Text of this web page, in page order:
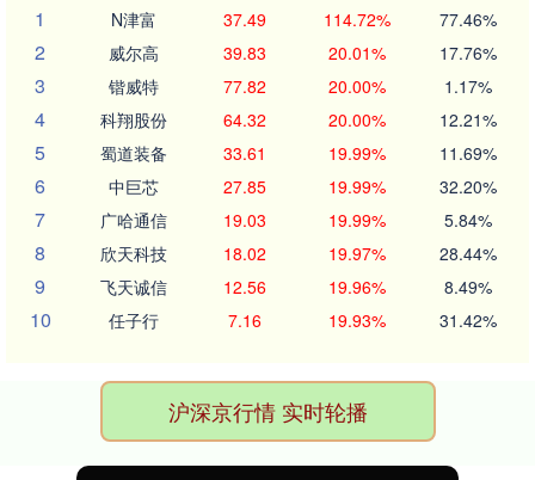
1
N津富 37.49 114.72% 77.46%
2 威尔高 39.83 20.01% 17.76%
3 锴威特 77.82 20.00% 1.17%
4 科翔股份 64.32 20.00% 12.21%
5 蜀道装备 33.61 19.99% 11.69%
6 中巨芯 27.85 19.99% 32.20%
7 广哈通信 19.03 19.99% 5.84%
8 欣天科技 18.02 19.97% 28.44%
9 飞天诚信 12.56 19.96% 8.49%
10 任子行 7.16 19.93% 31.42%
沪深京行情 实时轮播